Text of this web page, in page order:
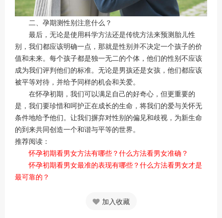
二、孕期测性别注意什么？
最后，无论是使用科学方法还是传统方法来预测胎儿性
别，我们都应该明确一点，那就是性别并不决定一个孩子的价
值和未来。每个孩子都是独一无二的个体，他们的性别不应该
成为我们评判他们的标准。无论是男孩还是女孩，他们都应该
被平等对待，并给予同样的机会和关爱。
在怀孕初期，我们可以满足自己的好奇心，但更重要的
是，我们要珍惜和呵护正在成长的生命，将我们的爱与关怀无
条件地给予他们。让我们摒弃对性别的偏见和歧视，为新生命
的到来共同创造一个和谐与平等的世界。
推荐阅读：
怀孕初期看男女方法有哪些？什么方法看男女准确？
怀孕初期看男女最准的表现有哪些？什么方法看男女才是
最可靠的？
加入收藏